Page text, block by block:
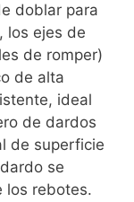
doblar para
los ejes de
de romper)
de alta
ideal
de dardos
de superficie
se
los rebotes.